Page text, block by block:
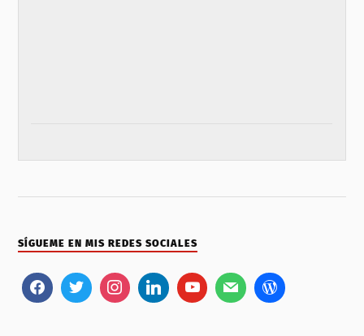
SÍGUEME EN MIS REDES SOCIALES